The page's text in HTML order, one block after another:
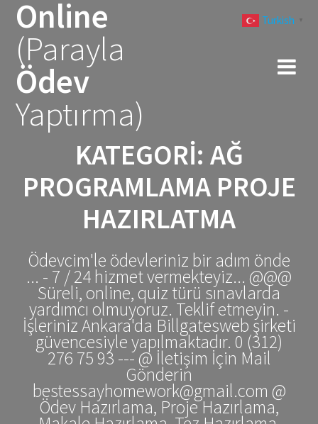
Online
(Parayla
Ödev
Yaptırma)
KATEGORI: AĞ
PROGRAMLAMA PROJE
HAZIRLATMA
Ödevcim'le ödevleriniz bir adım önde
... - 7 / 24 hizmet vermekteyiz... @@@
Süreli, online, quiz türü sınavlarda
yardımcı olmuyoruz. Teklif etmeyin. -
İşleriniz Ankara'da Billgatesweb şirketi
güvencesiyle yapılmaktadır. 0 (312)
276 75 93 --- @ İletişim İçin Mail
Gönderin
bestessayhomework@gmail.com @
Ödev Hazırlama, Proje Hazırlama,
Turkish ▼